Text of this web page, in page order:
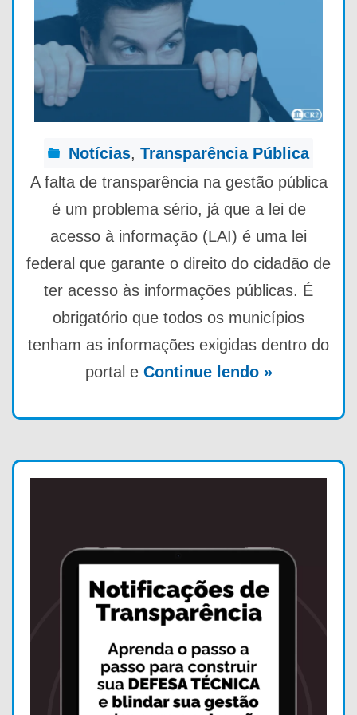
Notícias, Transparência Pública
A falta de transparência na gestão pública
é um problema sério, já que a lei de
acesso à informação (LAI) é uma lei
federal que garante o direito do cidadão de
ter acesso às informações públicas. É
obrigatório que todos os municípios
tenham as informações exigidas dentro do
portal e Continue lendo »